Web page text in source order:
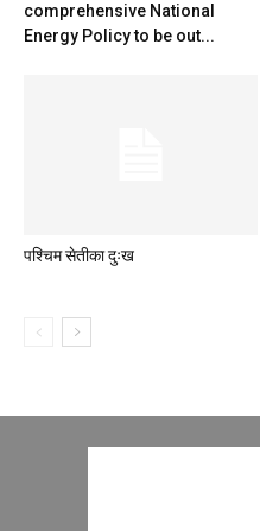
comprehensive National
Energy Policy to be out...
पश्चिम सेतीका दुःख